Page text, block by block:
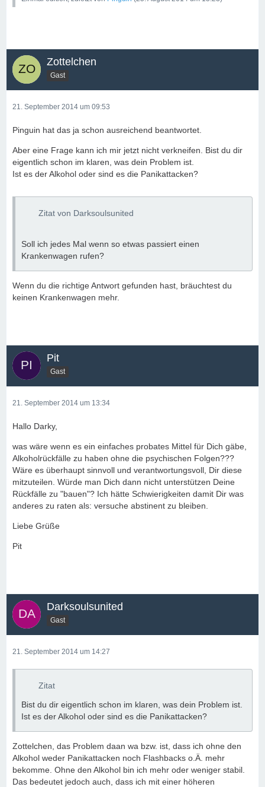
Zottelchen
Gast
21. September 2014 um 09:53
Pinguin hat das ja schon ausreichend beantwortet.
Aber eine Frage kann ich mir jetzt nicht verkneifen. Bist du dir
eigentlich schon im klaren, was dein Problem ist.
Ist es der Alkohol oder sind es die Panikattacken?
Zitat von Darksoulsunited
Soll ich jedes Mal wenn so etwas passiert einen
Krankenwagen rufen?
Wenn du die richtige Antwort gefunden hast, bräuchtest du
keinen Krankenwagen mehr.
Pit
Gast
21. September 2014 um 13:34
Hallo Darky,
was wäre wenn es ein einfaches probates Mittel für Dich gäbe,
Alkoholrückfälle zu haben ohne die psychischen Folgen???
Wäre es überhaupt sinnvoll und verantwortungsvoll, Dir diese
mitzuteilen. Würde man Dich dann nicht unterstützen Deine
Rückfälle zu "bauen"? Ich hätte Schwierigkeiten damit Dir was
anderes zu raten als: versuche abstinent zu bleiben.
Liebe Grüße
Pit
Darksoulsunited
Gast
21. September 2014 um 14:27
Zitat
Bist du dir eigentlich schon im klaren, was dein Problem ist.
Ist es der Alkohol oder sind es die Panikattacken?
Zottelchen, das Problem daan wa bzw. ist, dass ich ohne den
Alkohol weder Panikattacken noch Flashbacks o.Ä. mehr
bekomme. Ohne den Alkohol bin ich mehr oder weniger stabil.
Das bedeutet jedoch auch, dass ich mit einer höheren